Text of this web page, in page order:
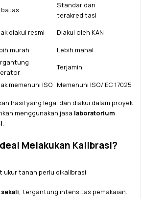
Standar dan
terakreditasi
diakui resmi
Diakui oleh KAN
murah
Lebih mahal
Terjamin
memenuhi ISO Memenuhi ISO/IEC 17025
hasil yang legal dan diakui dalam proyek
menggunakan jasa laboratorium
.
Melakukan Kalibrasi?
ukur tanah perlu dikalibrasi:
, tergantung intensitas pemakaian.